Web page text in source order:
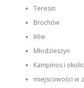
Teresin
Brochów
Iłów
Młodzieszyn
Kampinos i
miejscowości w